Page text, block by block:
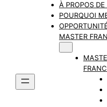
À PROPOS
POURQUOI
MASTER